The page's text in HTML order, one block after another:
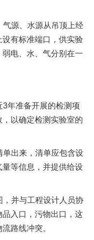
源、水源从吊顶上经
有标准端口，供实验
电、水、气分别在一
年准备开展的检测项
以确定检测实验室的
出来，清单应包含设
等信息，并提供给设
并与工程设计人员协
入口，污物出口，这
路线冲突。